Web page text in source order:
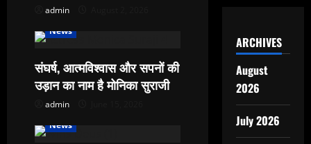
admin
News
संघर्ष, आत्मविश्वास और सपनों की
उड़ान का नाम है मोनिका सुराजी
admin
News
ARCHIVES
August
2026
July 2026